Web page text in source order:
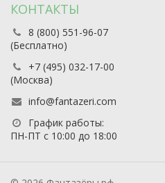
КОНТАКТЫ
8 (800) 551-96-07
(Бесплатно)
+7 (495) 032-17-00
(Москва)
info@fantazeri.com
График работы:
ПН-ПТ с 10:00 до 18:00